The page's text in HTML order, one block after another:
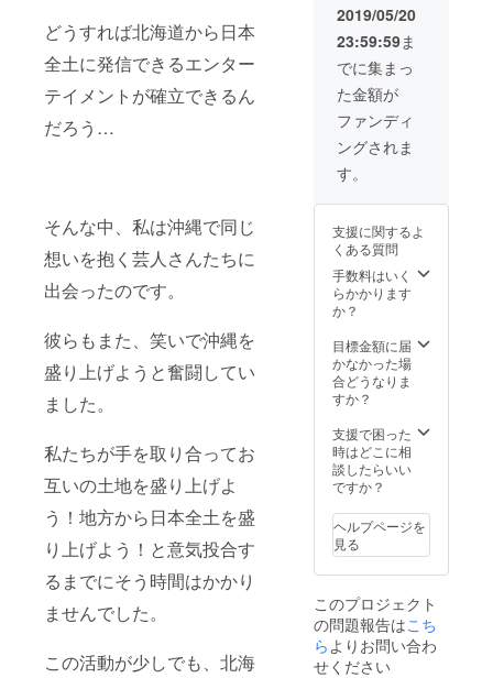
どうすれば北海道から日本
全土に発信できるエンター
テイメントが確立できるん
だろう…
そんな中、私は沖縄で同じ
想いを抱く芸人さんたちに
出会ったのです。
彼らもまた、笑いで沖縄を
盛り上げようと奮闘してい
ました。
私たちが手を取り合ってお
互いの土地を盛り上げよ
う！地方から日本全土を盛
り上げよう！と意気投合す
るまでにそう時間はかかり
ませんでした。
この活動が少しでも、北海
2019/05/20
23:59:59ま
でに集まっ
た金額が
ファンディ
ングされま
す。
支援に関するよ
くある質問
手数料はいく
らかかります
か？
目標金額に届
かなかった場
合どうなりま
すか？
支援で困った
時はどこに相
談したらいい
ですか？
ヘルプページを
見る
このプロジェクト
の問題報告はこち
ら よりお問い合わ
せください